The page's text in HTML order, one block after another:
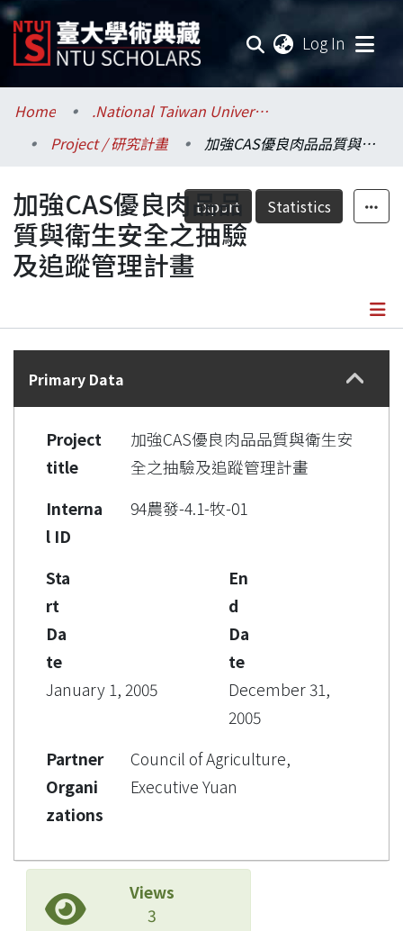
Log In
Communities & Collections
Research Outputs
Fundings & Projects
Researchers
Statistics
Home
.National Taiwan University / 國立臺灣大學
Project / 研究計畫
加強CAS優良肉品品質與衛生安全之抽驗及追蹤管理計畫
Export Statistics
加強CAS優良肉品品
質與衛生安全之抽驗
及追蹤管理計畫
Details
Primary Data
Project
title
加強CAS優良肉品品質與衛生安
全之抽驗及追蹤管理計畫
Interna
l ID
94農發-4.1-牧-01
Sta
rt
Da
te
January 1, 2005
En
d
Da
te
December 31,
2005
Partner
Organi
zations
Council of Agriculture,
Executive Yuan
Views
3